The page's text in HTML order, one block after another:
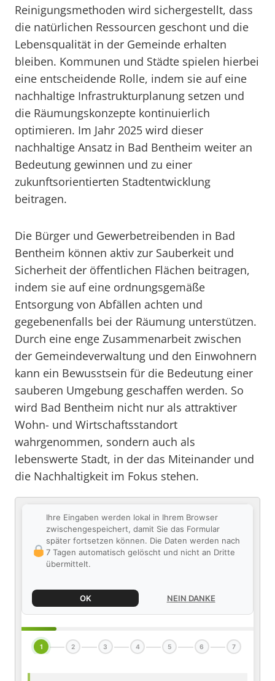
Reinigungsmethoden wird sichergestellt, dass
die natürlichen Ressourcen geschont und die
Lebensqualität in der Gemeinde erhalten
bleiben. Kommunen und Städte spielen hierbei
eine entscheidende Rolle, indem sie auf eine
nachhaltige Infrastrukturplanung setzen und
die Räumungskonzepte kontinuierlich
optimieren. Im Jahr 2025 wird dieser
nachhaltige Ansatz in Bad Bentheim weiter an
Bedeutung gewinnen und zu einer
zukunftsorientierten Stadtentwicklung
beitragen.
Die Bürger und Gewerbetreibenden in Bad
Bentheim können aktiv zur Sauberkeit und
Sicherheit der öffentlichen Flächen beitragen,
indem sie auf eine ordnungsgemäße
Entsorgung von Abfällen achten und
gegebenenfalls bei der Räumung unterstützen.
Durch eine enge Zusammenarbeit zwischen
der Gemeindeverwaltung und den Einwohnern
kann ein Bewusstsein für die Bedeutung einer
sauberen Umgebung geschaffen werden. So
wird Bad Bentheim nicht nur als attraktiver
Wohn- und Wirtschaftsstandort
wahrgenommen, sondern auch als
lebenswerte Stadt, in der das Miteinander und
die Nachhaltigkeit im Fokus stehen.
Ihre Eingaben werden lokal in Ihrem Browser
zwischengespeichert, damit Sie das Formular
später fortsetzen können. Die Daten werden nach
7 Tagen automatisch gelöscht und nicht an Dritte
übermittelt.
OK NEIN DANKE
1 2 3 4 5 6 7